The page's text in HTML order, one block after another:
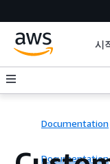
시
Documentation
Documentation